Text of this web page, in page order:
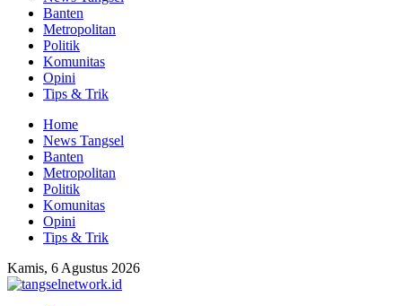
Banten
Metropolitan
Politik
Komunitas
Opini
Tips & Trik
Home
News Tangsel
Banten
Metropolitan
Politik
Komunitas
Opini
Tips & Trik
Kamis, 6 Agustus 2026